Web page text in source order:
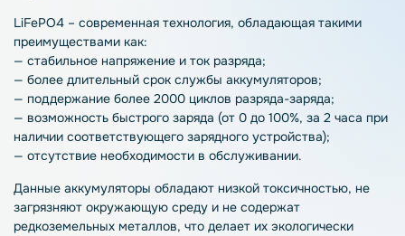
LiFePO4 – современная технология, обладающая такими
преимуществами как:
— стабильное напряжение и ток разряда;
— более длительный срок службы аккумуляторов;
— поддержание более 2000 циклов разряда-заряда;
— возможность быстрого заряда (от 0 до 100%, за 2 часа при
наличии соответствующего зарядного устройства);
— отсутствие необходимости в обслуживании.
Данные аккумуляторы обладают низкой токсичностью, не
загрязняют окружающую среду и не содержат
редкоземельных металлов, что делает их экологически